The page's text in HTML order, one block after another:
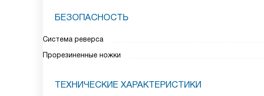
БЕЗОПАСНОСТЬ
Система реверса
Прорезиненные ножки
ТЕХНИЧЕСКИЕ ХАРАКТЕРИСТИКИ